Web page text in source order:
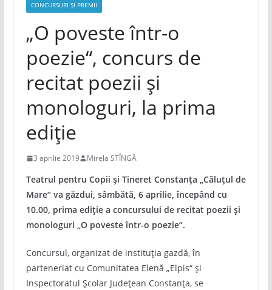
CONCURSURI ȘI PREMII
„O poveste într-o
poezie“, concurs de
recitat poezii și
monologuri, la prima
ediție
3 aprilie 2019 Mirela STÎNGĂ
Teatrul pentru Copii și Tineret Constanța „Căluțul de
Mare“ va găzdui, sâmbătă, 6 aprilie, începând cu
10.00, prima ediție a concursului de recitat poezii și
monologuri „O poveste într-o poezie“.
Concursul, organizat de instituția gazdă, în
parteneriat cu Comunitatea Elenă „Elpis“ și
Inspectoratul Școlar Județean Constanța, se